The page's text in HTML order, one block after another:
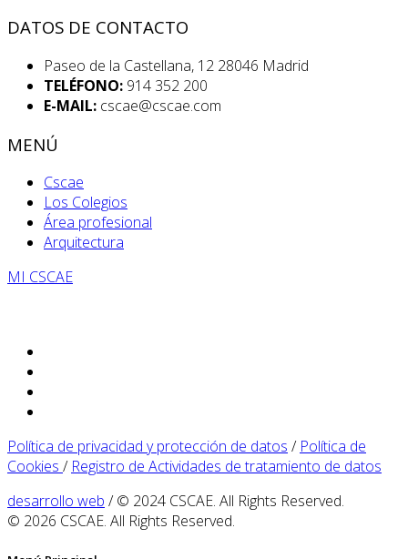
DATOS DE CONTACTO
Paseo de la Castellana, 12 28046 Madrid
TELÉFONO: 914 352 200
E-MAIL: cscae@cscae.com
MENÚ
Cscae
Los Colegios
Área profesional
Arquitectura
MI CSCAE
Política de privacidad y protección de datos / Política de
Cookies / Registro de Actividades de tratamiento de datos
desarrollo web / © 2024 CSCAE. All Rights Reserved.
© 2026 CSCAE. All Rights Reserved.